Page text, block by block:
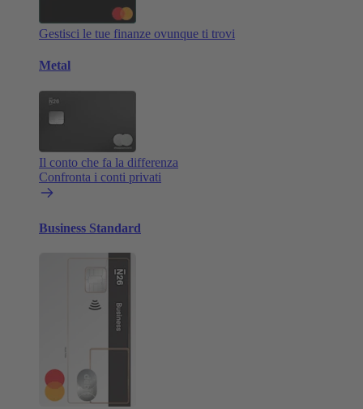
Gestisci le tue finanze ovunque ti trovi
Metal
Il conto che fa la differenza
Confronta i conti privati
Business Standard